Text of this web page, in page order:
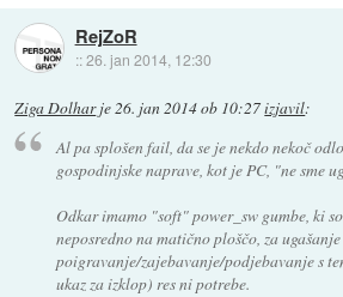
RejZoR
::26. jan 2014, 12:30
Ziga Dolharje26. jan 2014 ob 10:27izjavil:
Al pa splošen fail, da se je nekdo nekoč
gospodinjske naprave, kot je PC, "ne sme
Odkar imamo "soft" power_sw gumbe, ki
neposredno na matično ploščo, za
poigravanje/zajebavanje/podjebavanje s
ukaz za izklop) res ni potrebe.